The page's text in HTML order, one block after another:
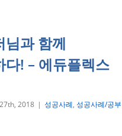
님과 함께
! – 에듀플렉스
2018 | 성공사례, 성공사례/공부